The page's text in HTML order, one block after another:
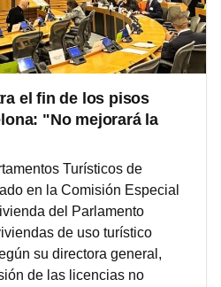
el fin de los pisos
"No mejorará la
Turísticos de
en la Comisión Especial
del Parlamento
de uso turístico
su directora general,
de las licencias no